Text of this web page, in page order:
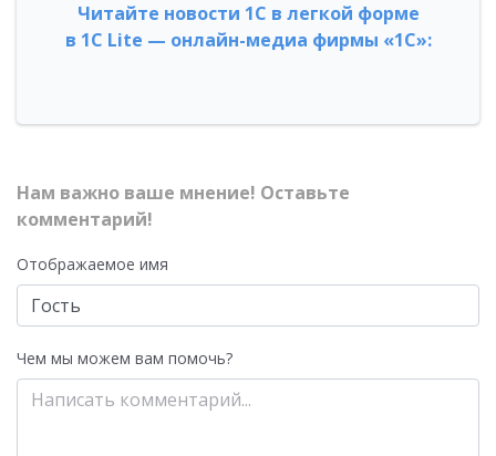
Читайте новости 1С в легкой форме
в 1С Lite — онлайн-медиа фирмы «1С»:
Нам важно ваше мнение! Оставьте
комментарий!
Отображаемое имя
Чем мы можем вам помочь?